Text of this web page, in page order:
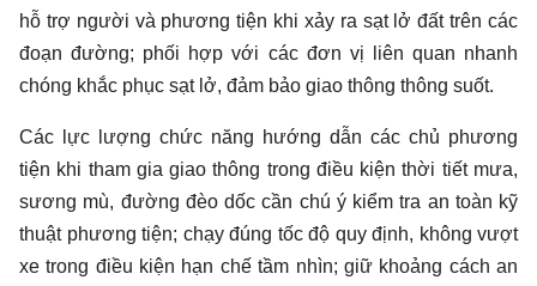
hỗ trợ người và phương tiện khi xảy ra sạt lở đất trên các
đoạn đường; phối hợp với các đơn vị liên quan nhanh
chóng khắc phục sạt lở, đảm bảo giao thông thông suốt.
Các lực lượng chức năng hướng dẫn các chủ phương
tiện khi tham gia giao thông trong điều kiện thời tiết mưa,
sương mù, đường đèo dốc cần chú ý kiểm tra an toàn kỹ
thuật phương tiện; chạy đúng tốc độ quy định, không vượt
xe trong điều kiện hạn chế tầm nhìn; giữ khoảng cách an